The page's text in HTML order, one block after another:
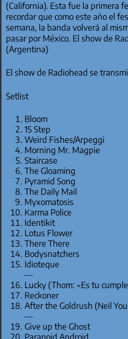
(California). Esta fue la primera
recordar que como este año el
semana, la banda volverá al
pasar por México. El show de
(Argentina)
El show de Radiohead se
Setlist
Bloom
15 Step
Weird Fishes/Arpeggi
Morning Mr. Magpie
Staircase
The Gloaming
Pyramid Song
The Daily Mail
Myxomatosis
Karma Police
Identikit
Lotus Flower
There There
Bodysnatchers
Idioteque
—
Lucky (Thom: «Es tu
Reckoner
After the Goldrush (Neil
—
Give up the Ghost
Paranoid Android